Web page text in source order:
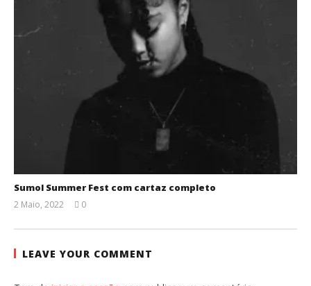
Sumol Summer Fest com cartaz completo
2 Maio, 2022
Ventura
0
LEAVE YOUR COMMENT